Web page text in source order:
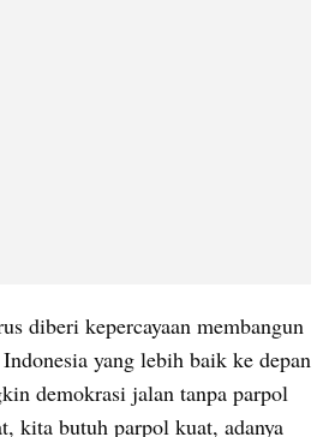
diberi kepercayaan membangun
yang lebih baik ke depan
demokrasi jalan tanpa parpol
kita butuh parpol kuat, adanya